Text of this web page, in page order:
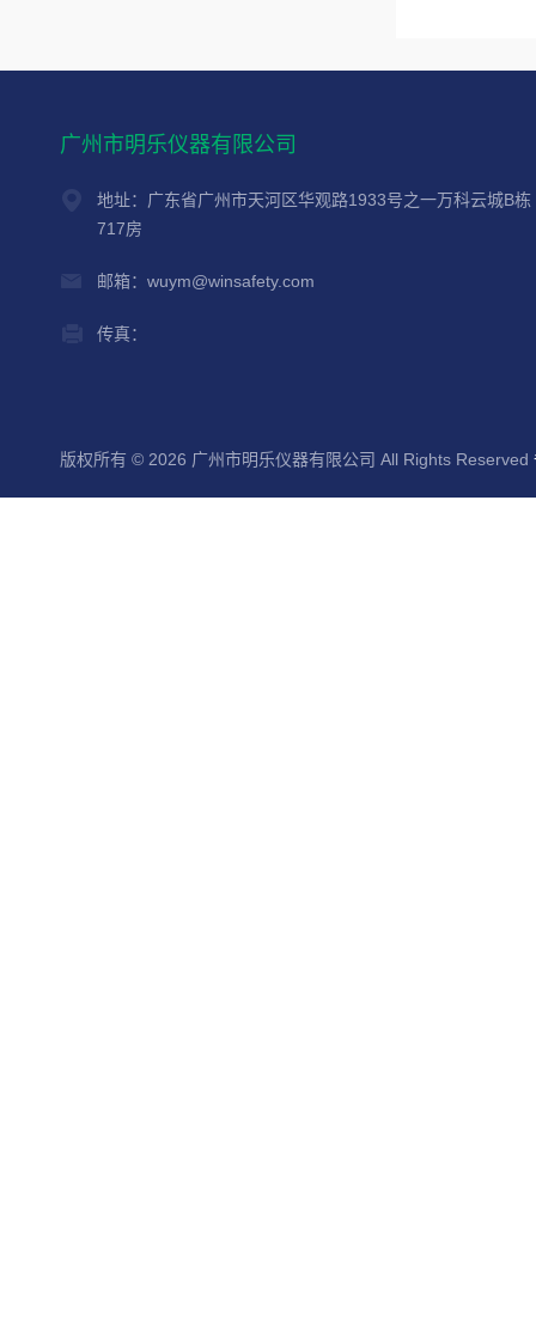
广州市明乐仪器有限公司
地址：广东省广州市天河区华观路1933号之一万科云城B栋
717房
邮箱：wuym@winsafety.com
传真：
版权所有 © 2026 广州市明乐仪器有限公司 All Rights Reserved